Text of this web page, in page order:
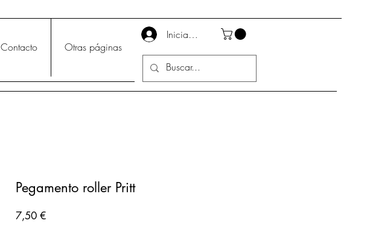
Contacto Otras páginas
Iniciar sesión
Pegamento roller Pritt
7,50 €Precio